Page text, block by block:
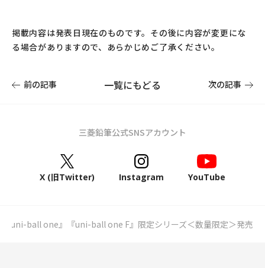
掲載内容は発表日現在のものです。その後に内容が変更にな
る場合がありますので、あらかじめご了承ください。
前の記事 一覧にもどる 次の記事
三菱鉛筆公式SNSアカウント
X (旧Twitter) Instagram YouTube
『uni-ball one』『uni-ball one F』限定シリーズ＜数量限定＞発売